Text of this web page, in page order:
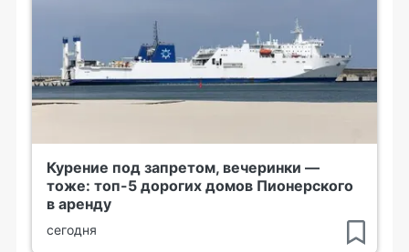
Курение под запретом, вечеринки —
тоже: топ-5 дорогих домов Пионерского
в аренду
сегодня